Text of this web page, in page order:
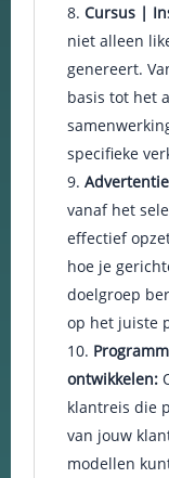
Cursus |
niet alleen
genereert.
basis tot het
specifieke
vanaf het
effectief
hoe je
doelgroep
op het juiste
ontwikkelen:
klantreis die
van jouw
modellen